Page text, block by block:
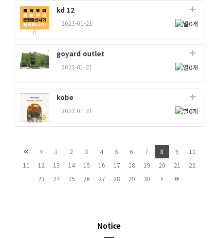
kd 12
2023-01-21
goyard outlet
2023-01-21
kobe
2023-01-21
1 2 3 4 5 6 7 8 9
10
11
12 13 14 15 16 17 18 19 20 21
22
23
24 25 26 27 28 29 30
Notice